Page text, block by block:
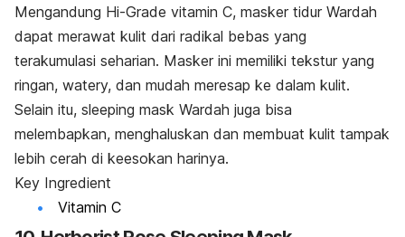
Mengandung Hi-Grade vitamin C, masker tidur Wardah
dapat merawat kulit dari radikal bebas yang
terakumulasi seharian. Masker ini memiliki tekstur yang
ringan, watery, dan mudah meresap ke dalam kulit.
Selain itu, sleeping mask Wardah juga bisa
melembapkan, menghaluskan dan membuat kulit tampak
lebih cerah di keesokan harinya.
Key Ingredient
Vitamin C